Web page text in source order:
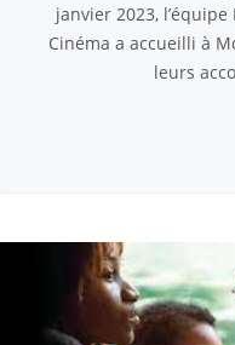
janvier 2023,
Cinéma a accueilli à
leurs